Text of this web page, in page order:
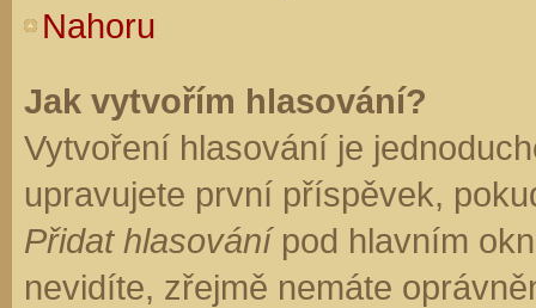
Nahoru
Jak vytvořím hlasování?
Vytvoření hlasování je
upravujete první příspěvek,
Přidat hlasovánípod hlavním
nevidíte, zřejmě nemáte